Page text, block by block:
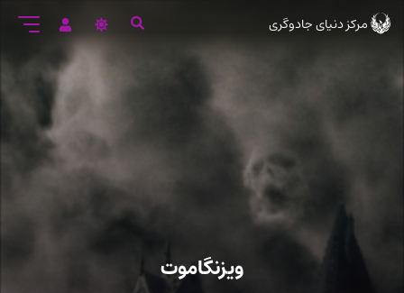
ورود
اصلی
مرکز دنیای جادوگری
ویزنگاموت